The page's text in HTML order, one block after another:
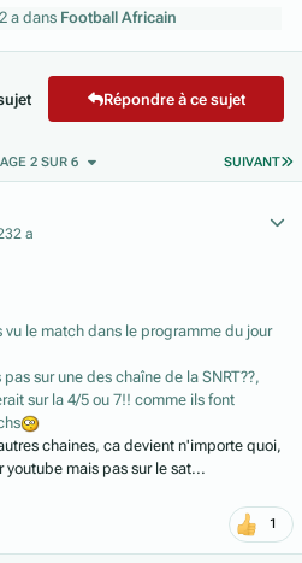
2 a dans Football Africain
Répondre à ce sujet
SUIVANT
2 SUR 6
2 a
le match dans le programme du jour
sur une des chaîne de la SNRT??,
sur la 4/5 ou 7!! comme ils font
chaines, ca devient n'importe quoi,
mais pas sur le sat...
1